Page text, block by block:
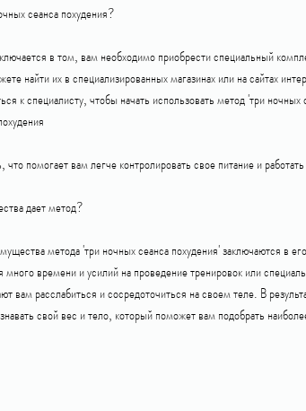
сеанса похудения?
в том, вам необходимо приобрести специальный
найти их в специализированных магазинах или на сайтах
к специалисту, чтобы начать использовать метод 'три ночных
что помогает вам легче контролировать свое питание и
дает метод?
метода 'три ночных сеанса похудения' заключаются в
много времени и усилий на проведение тренировок или
вам расслабиться и сосредоточиться на своем теле. В
свой вес и тело, который поможет вам подобрать